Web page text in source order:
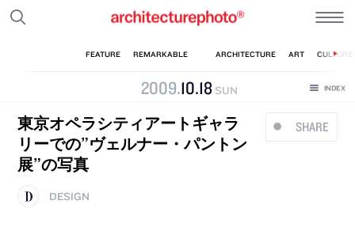
2009.10.18 SUN
SHARE
東京オペラシティアートギャラ
リーでの”ヴェルナー・パントン
展”の写真
DESIGN